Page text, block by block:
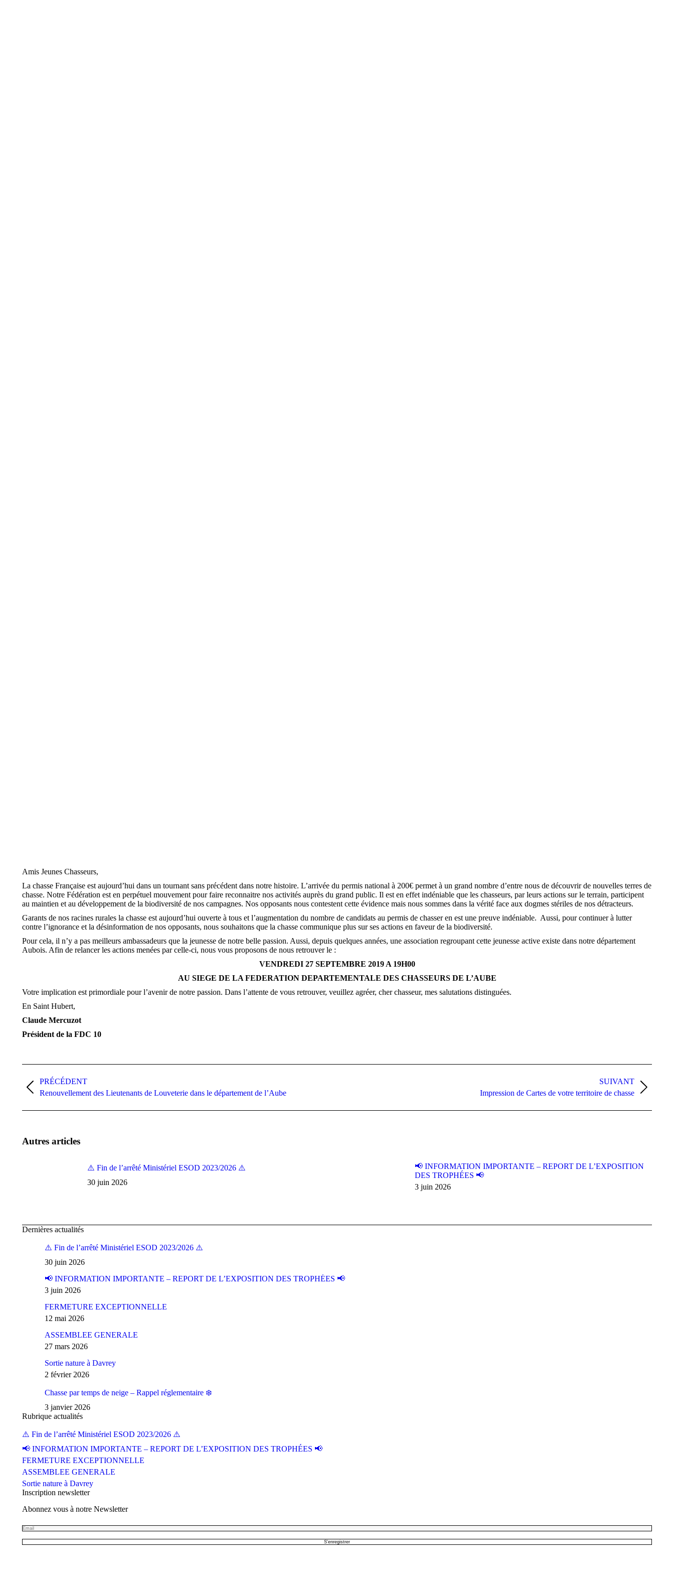
Amis Jeunes Chasseurs,
La chasse Française est aujourd’hui dans un tournant sans précédent dans notre histoire. L’arrivée du permis national à 200€ permet à un grand nombre d’entre nous de découvrir de nouvelles terres de
chasse. Notre Fédération est en perpétuel mouvement pour faire reconnaitre nos activités auprès du grand public. Il est en effet indéniable que les chasseurs, par leurs actions sur le terrain, participent
au maintien et au développement de la biodiversité de nos campagnes. Nos opposants nous contestent cette évidence mais nous sommes dans la vérité face aux dogmes stériles de nos détracteurs.
Garants de nos racines rurales la chasse est aujourd’hui ouverte à tous et l’augmentation du nombre de candidats au permis de chasser en est une preuve indéniable. Aussi, pour continuer à lutter
contre l’ignorance et la désinformation de nos opposants, nous souhaitons que la chasse communique plus sur ses actions en faveur de la biodiversité.
Pour cela, il n’y a pas meilleurs ambassadeurs que la jeunesse de notre belle passion. Aussi, depuis quelques années, une association regroupant cette jeunesse active existe dans notre département
Aubois. Afin de relancer les actions menées par celle-ci, nous vous proposons de nous retrouver le :
VENDREDI 27 SEPTEMBRE 2019 A 19H00
AU SIEGE DE LA FEDERATION DEPARTEMENTALE DES CHASSEURS DE L’AUBE
Votre implication est primordiale pour l’avenir de notre passion. Dans l’attente de vous retrouver, veuillez agréer, cher chasseur, mes salutations distinguées.
En Saint Hubert,
Claude Mercuzot
Président de la FDC 10
article
PRÉCÉDENT
Article
:
Renouvellement des Lieutenants de Louveterie dans le département de l’Aube
SUIVANT
:
Impression de Cartes de votre territoire de chasse
Autres articles
⚠️ Fin de l’arrêté Ministériel ESOD 2023/2026 ⚠️
30 juin 2026
📢 INFORMATION IMPORTANTE – REPORT DE L’EXPOSITION
DES TROPHÉES 📢
3 juin 2026
Dernières actualités
⚠️ Fin de l’arrêté Ministériel ESOD 2023/2026 ⚠️
30 juin 2026
📢 INFORMATION IMPORTANTE – REPORT DE L’EXPOSITION DES TROPHÉES 📢
3 juin 2026
FERMETURE EXCEPTIONNELLE
12 mai 2026
ASSEMBLEE GENERALE
27 mars 2026
Sortie nature à Davrey
2 février 2026
Chasse par temps de neige – Rappel réglementaire ❄️
3 janvier 2026
Rubrique actualités
⚠️ Fin de l’arrêté Ministériel ESOD 2023/2026 ⚠️
📢 INFORMATION IMPORTANTE – REPORT DE L’EXPOSITION DES TROPHÉES 📢
FERMETURE EXCEPTIONNELLE
ASSEMBLEE GENERALE
Sortie nature à Davrey
Inscription newsletter
Abonnez vous à notre Newsletter